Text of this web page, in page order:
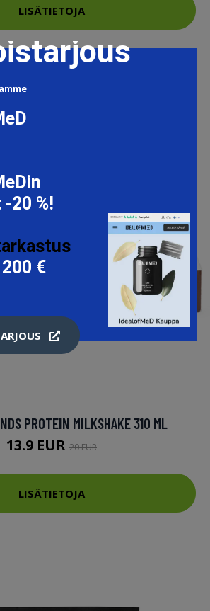
LISÄTIETOJA
PROTEIN MILKSHAKE 310 ML
13.9 EUR 20 EUR
LISÄTIETOJA
20 %!
€